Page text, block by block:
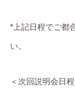
*上記日程でご都
い。
＜次回説明会日程